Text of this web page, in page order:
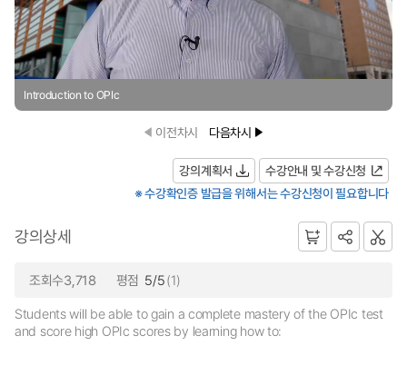
Introduction to OPIc
이전차시 다음차시
강의계획서
수강안내 및 수강신청
※ 수강확인증 발급을 위해서는 수강신청이 필요합니다
강의상세
조회수3,718 평점 5/5(1)
Students will be able to gain a complete mastery of the OPIc test
and score high OPIc scores by learning how to: